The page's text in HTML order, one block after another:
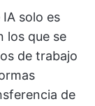
solo es
los que se
de trabajo
de